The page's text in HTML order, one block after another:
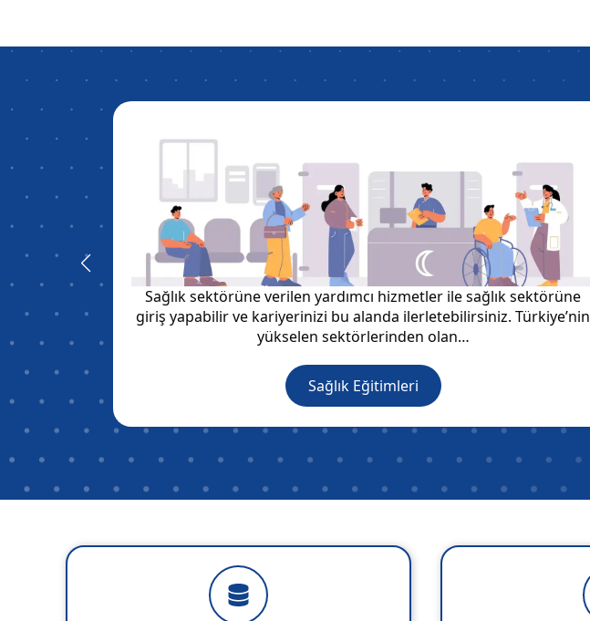
Sağlık sektörüne verilen yardımcı hizmetler ile sağlık sektörüne
giriş yapabilir ve kariyerinizi bu alanda ilerletebilirsiniz. Türkiye’nin
yükselen sektörlerinden olan…
Sağlık Eğitimleri